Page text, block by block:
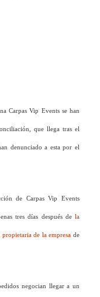
Carpas Vip Events se han
que llega tras el
denunciado a esta por el
de Carpas Vip Events
tres días después de la
de la empresa de
negocian llegar a un